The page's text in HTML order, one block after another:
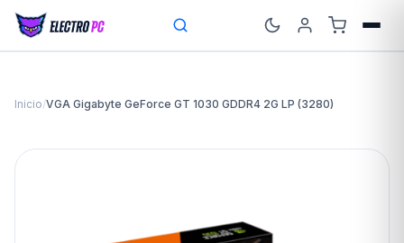
Inicio/VGA Gigabyte GeForce GT 1030 GDDR4 2G LP (3280)